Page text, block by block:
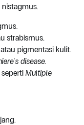
strabismus.
pigmentasi kulit.
disease.
Multiple